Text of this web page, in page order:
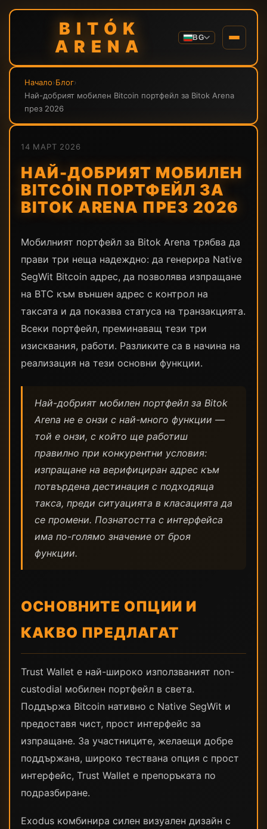
BITÓK
ARENA
BG
Начало›Блог›
Най-добрият мобилен Bitcoin портфейл за Bitok Arena
през 2026
14 МАРТ 2026
НАЙ-ДОБРИЯТ МОБИЛЕН
BITCOIN ПОРТФЕЙЛ ЗА
BITOK ARENA ПРЕЗ 2026
Мобилният портфейл за Bitok Arena трябва да
прави три неща надеждно: да генерира Native
SegWit Bitcoin адрес, да позволява изпращане
на BTC към външен адрес с контрол на
таксата и да показва статуса на транзакцията.
Всеки портфейл, преминаващ тези три
изисквания, работи. Разликите са в начина на
реализация на тези основни функции.
Най-добрият мобилен портфейл за Bitok
Arena не е онзи с най-много функции —
той е онзи, с който ще работиш
правилно при конкурентни условия:
изпращане на верифициран адрес към
потвърдена дестинация с подходяща
такса, преди ситуацията в класацията да
се промени. Познатостта с интерфейса
има по-голямо значение от броя
функции.
ОСНОВНИТЕ ОПЦИИ И
КАКВО ПРЕДЛАГАТ
Trust Wallet е най-широко използваният non-
custodial мобилен портфейл в света.
Поддържа Bitcoin нативно с Native SegWit и
предоставя чист, прост интерфейс за
изпращане. За участниците, желаещи добре
поддържана, широко тествана опция с прост
интерфейс, Trust Wallet е препоръката по
подразбиране.
Exodus комбинира силен визуален дизайн с